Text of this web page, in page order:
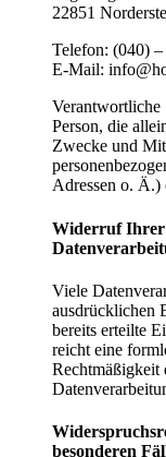
22851
Telefon: (040)
E-Mail:
Verantwortliche
Person, die
Zwecke und
Adressen o. Ä.)
Widerruf
Viele
ausdrücklichen
bereits erteilte
reicht eine
Rechtmäßigkeit
besonderen